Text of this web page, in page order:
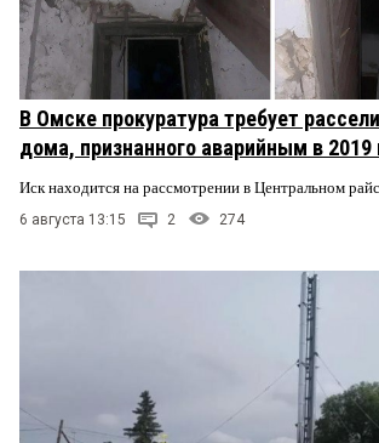
В Омске прокуратура требует
дома, признанного аварийным в 2019
Иск находится на рассмотрении в Центральном
6 августа 13:15 2 274